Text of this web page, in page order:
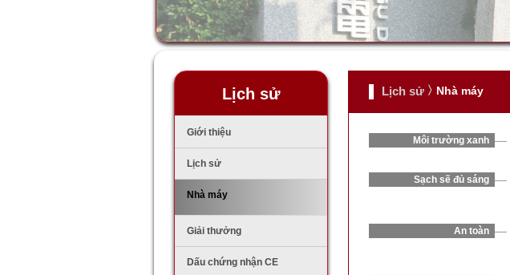
Lịch sử
Giới thiệu
Lịch sử
Nhà máy
Giải thưởng
Dấu chứng nhận CE
Lịch sử Nhà máy
Môi trường xanh
Sạch sẽ đủ sáng
An toàn